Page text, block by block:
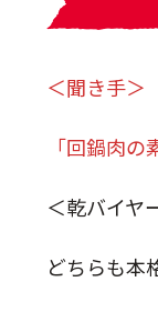
＜聞き手＞
「回鍋肉
＜乾バイヤ
どちらも本